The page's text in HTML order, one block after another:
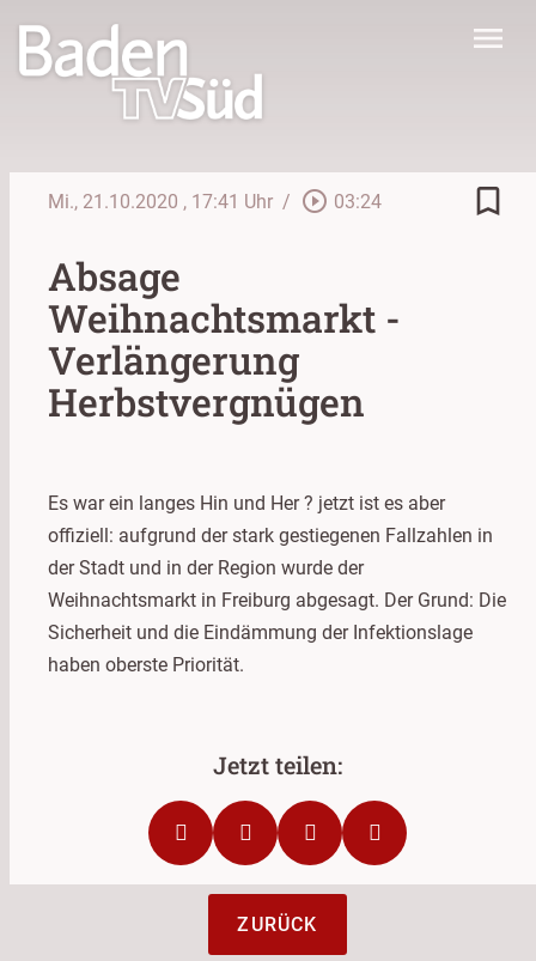
menu
Mi., 21.10.2020 , 17:41 Uhr / play_circle_outline 03:24 bookmark_border
Absage
Weihnachtsmarkt -
Verlängerung
Herbstvergnügen
Es war ein langes Hin und Her ? jetzt ist es aber
offiziell: aufgrund der stark gestiegenen Fallzahlen in
der Stadt und in der Region wurde der
Weihnachtsmarkt in Freiburg abgesagt. Der Grund: Die
Sicherheit und die Eindämmung der Infektionslage
haben oberste Priorität.
ZURÜCK